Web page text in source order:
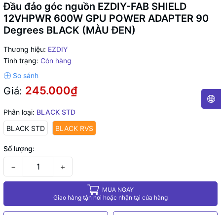
Đầu đảo góc nguồn EZDIY-FAB SHIELD
12VHPWR 600W GPU POWER ADAPTER 90
Degrees BLACK (MÀU ĐEN)
Thương hiệu: EZDIY
Tình trạng: Còn hàng
Giá: 245.000₫
Phân loại: BLACK STD
BLACK STD
BLACK RVS
Số lượng:
− +
MUA NGAY
Giao hàng tận nơi hoặc nhận tại cửa hàng